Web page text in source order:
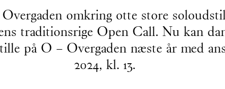
omkring otte store
traditionsrige Open Call. Nu kan
på O – Overgaden næste år med
2024, kl. 13.